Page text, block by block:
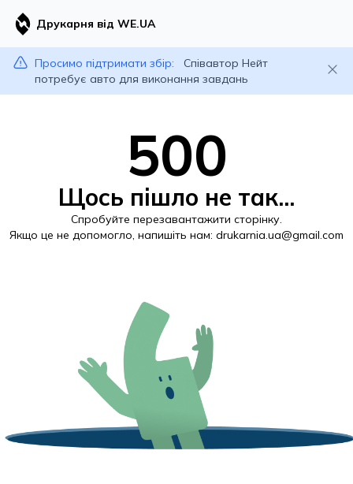
Друкарня від WE.UA
Просимо підтримати збір:
Співавтор Нейт
потребує авто для виконання завдань
500
Щось пішло не так...
Спробуйте перезавантажити сторінку.
Якщо це не допомогло, напишіть нам: drukarnia.ua@gmail.com